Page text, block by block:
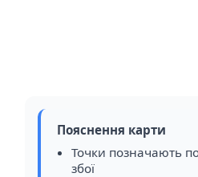
Пояснення карти
Точки позначають
збої